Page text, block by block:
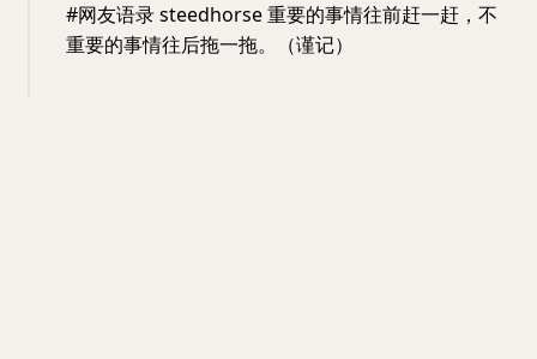
#网友语录 steedhorse 重要的事情往前赶一赶，不
重要的事情往后拖一拖。（谨记）